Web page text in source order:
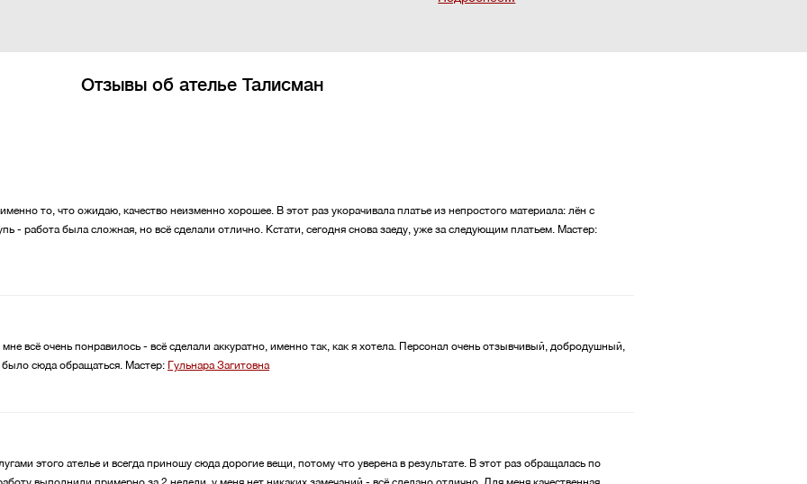
Отзывы об ателье Талисман
то, что ожидаю, качество неизменно хорошее. В этот раз укорачивала платье из непростого материала: лён с
- работа была сложная, но всё сделали отлично. Кстати, сегодня снова заеду, уже за следующим платьем. Мастер:
мне всё очень понравилось - всё сделали аккуратно, именно так, как я хотела. Персонал очень отзывчивый, добродушный,
сюда обращаться. Мастер: Гульнара Загитовна
этого ателье и всегда приношу сюда дорогие вещи, потому что уверена в результате. В этот раз обращалась по